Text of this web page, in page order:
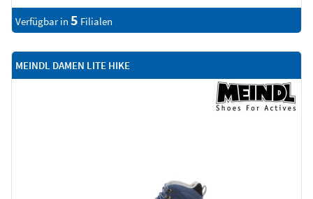
Verfügbar in 5 Filialen
MEINDL DAMEN LITE HIKE